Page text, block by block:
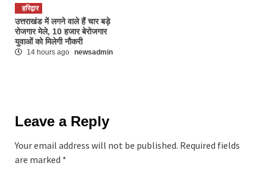
हरिद्वार
उत्तराखंड में लगने वाले हैं चार बड़े
रोजगार मेले, 10 हजार बेरोजगार
युवाओं को मिलेगी नौकरी
14 hours ago newsadmin
Leave a Reply
Your email address will not be published. Required fields
are marked *